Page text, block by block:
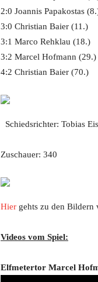
2:0 Joannis Papakostas
3:0 Christian Baier (11.)
3:1 Marco Rehklau (18.)
3:2 Marcel Hofmann (29.)
4:2 Christian Baier (70.)
Schiedsrichter: Tobias
Zuschauer: 340
Hier gehts zu den Bildern
Videos vom Spiel:
Elfmetertor Marcel